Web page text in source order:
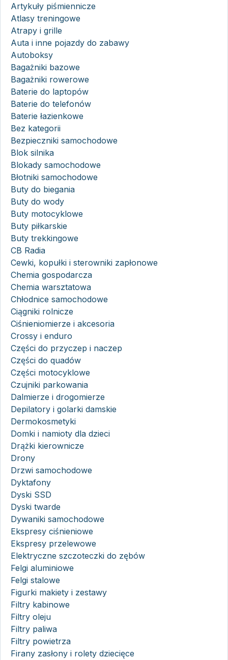
Artykuły piśmiennicze
Atlasy treningowe
Atrapy i grille
Auta i inne pojazdy do zabawy
Autoboksy
Bagażniki bazowe
Bagażniki rowerowe
Baterie do laptopów
Baterie do telefonów
Baterie łazienkowe
Bez kategorii
Bezpieczniki samochodowe
Blok silnika
Blokady samochodowe
Błotniki samochodowe
Buty do biegania
Buty do wody
Buty motocyklowe
Buty piłkarskie
Buty trekkingowe
CB Radia
Cewki, kopułki i sterowniki zapłonowe
Chemia gospodarcza
Chemia warsztatowa
Chłodnice samochodowe
Ciągniki rolnicze
Ciśnieniomierze i akcesoria
Crossy i enduro
Części do przyczep i naczep
Części do quadów
Części motocyklowe
Czujniki parkowania
Dalmierze i drogomierze
Depilatory i golarki damskie
Dermokosmetyki
Domki i namioty dla dzieci
Drążki kierownicze
Drony
Drzwi samochodowe
Dyktafony
Dyski SSD
Dyski twarde
Dywaniki samochodowe
Ekspresy ciśnieniowe
Ekspresy przelewowe
Elektryczne szczoteczki do zębów
Felgi aluminiowe
Felgi stalowe
Figurki makiety i zestawy
Filtry kabinowe
Filtry oleju
Filtry paliwa
Filtry powietrza
Firany zasłony i rolety dziecięce